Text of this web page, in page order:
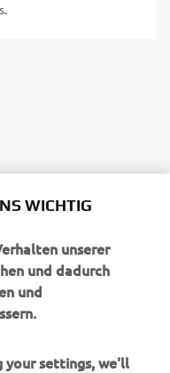
WICHTIG
unserer
und dadurch
und
your settings, we'll